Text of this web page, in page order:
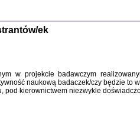
Pisma Kopla i Mirki Piżyców o życiu w
Warszawie
ek
w projekcie badawczym
naukową badaczek/czy będzie to
pod kierownictwem niezwykle